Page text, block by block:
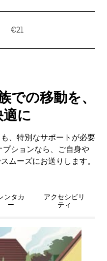
€21
での移動を、
に
、特別なサポートが必要
ションなら、ご自身や
ムーズにお送りします。
ンタカ
ー
アクセシビリ
ティ